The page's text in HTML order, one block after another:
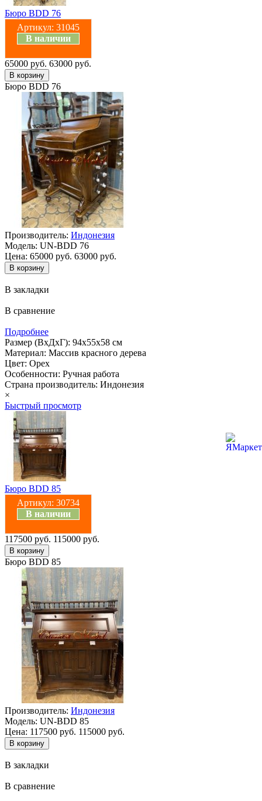
Бюро BDD 76
Артикул: 31045
В наличии
65000 руб. 63000 руб.
Бюро BDD 76
Производитель: Индонезия
Модель: UN-BDD 76
Цена: 65000 руб. 63000 руб.
В закладки
В сравнение
Подробнее
Размер (ВхДхГ): 94х55х58 см
Материал: Массив красного дерева
Цвет: Орех
Особенности: Ручная работа
Страна производитель: Индонезия
×
Быстрый просмотр
Бюро BDD 85
Артикул: 30734
В наличии
117500 руб. 115000 руб.
Бюро BDD 85
Производитель: Индонезия
Модель: UN-BDD 85
Цена: 117500 руб. 115000 руб.
В закладки
В сравнение